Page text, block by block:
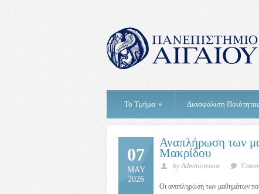
Το Τμήμα » Διασφάλιση Ποιότητας
07
MAY
2026
Αναπλήρωση των
Μακρίδου
by Administrator
Οι αναπληρώση των μαθημάτων